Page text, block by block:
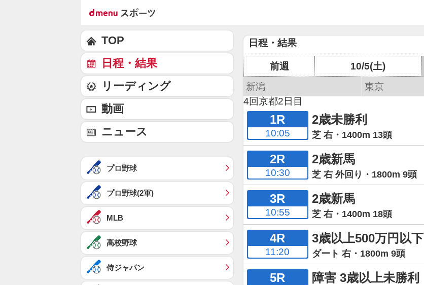
日程・結果
前週 10/5(土)
新潟
東京
4回京都2日目
1R
10:05
2歳未勝利
芝 右・1400m 13頭
2R
10:30
2歳新馬
芝 右 外回り・1800m 9頭
3R
10:55
2歳新馬
芝 右・1400m 18頭
4R
11:20
3歳以上500万円以下
ダート 右・1800m 9頭
5R 障害 3歳以上未勝利
TOP
日程・結果
リーディング
動画
ニュース
プロ野球
プロ野球(2軍)
MLB
高校野球
侍ジャパン